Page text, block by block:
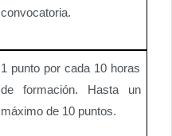
convocatoria.
1 punto por cada 10 horas
de formación. Hasta un
máximo de 10 puntos.